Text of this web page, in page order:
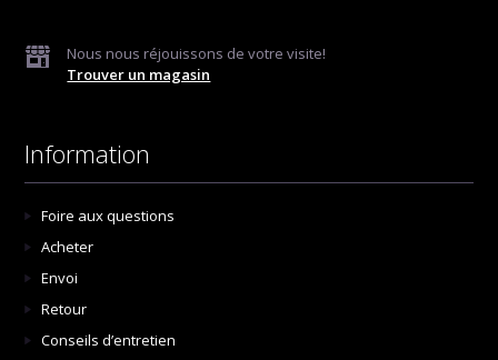
Nous nous réjouissons de votre visite!
Trouver un magasin
Information
Foire aux questions
Acheter
Envoi
Retour
Conseils d’entretien